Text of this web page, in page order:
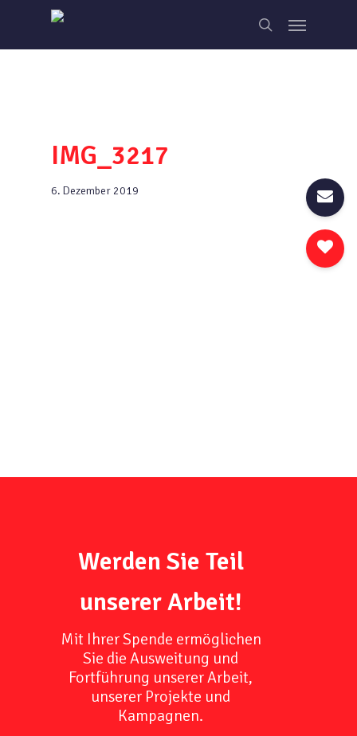
main
search
Menu
IMG_3217
6. Dezember 2019
Werden Sie Teil
unserer Arbeit!
Mit Ihrer Spende ermöglichen
Sie die Ausweitung und
Fortführung unserer Arbeit,
unserer Projekte und
Kampagnen.